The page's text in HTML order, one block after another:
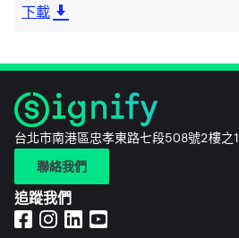
下載
台北市南港區忠孝東路七段508號2樓之1
聯絡我們
追蹤我們